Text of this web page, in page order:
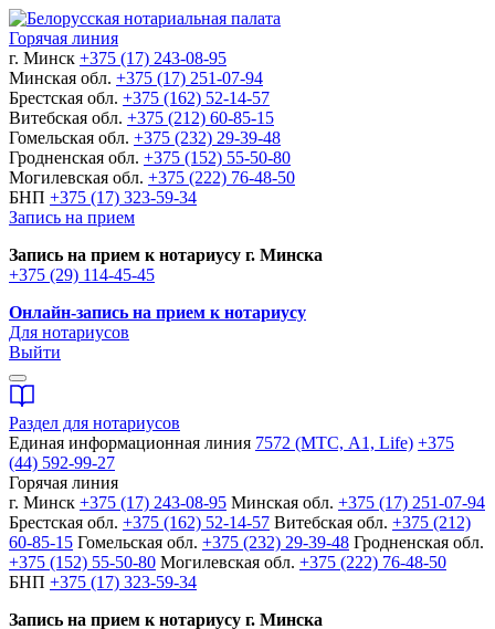
Горячая линия
г. Минск +375 (17) 243-08-95
Минская обл. +375 (17) 251-07-94
Брестская обл. +375 (162) 52-14-57
Витебская обл. +375 (212) 60-85-15
Гомельская обл. +375 (232) 29-39-48
Гродненская обл. +375 (152) 55-50-80
Могилевская обл. +375 (222) 76-48-50
БНП +375 (17) 323-59-34
Запись на прием
Запись на прием к нотариусу г. Минска
+375 (29) 114-45-45
Онлайн-запись на прием к нотариусу
Для нотариусов
Выйти
Раздел для нотариусов
Единая информационная линия 7572 (МТС, A1, Life) +375
(44) 592-99-27
Горячая линия
г. Минск +375 (17) 243-08-95 Минская обл. +375 (17) 251-07-94
Брестская обл. +375 (162) 52-14-57 Витебская обл. +375 (212)
60-85-15 Гомельская обл. +375 (232) 29-39-48 Гродненская обл.
+375 (152) 55-50-80 Могилевская обл. +375 (222) 76-48-50
БНП +375 (17) 323-59-34
Запись на прием к нотариусу г. Минска